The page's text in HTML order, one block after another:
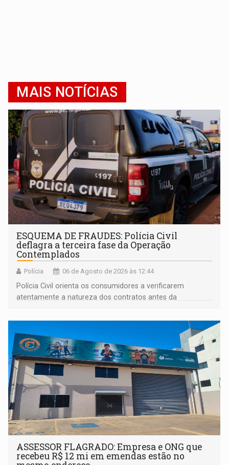
MAIS NOTÍCIAS
ESQUEMA DE FRAUDES: Polícia Civil
deflagra a terceira fase da Operação
Contemplados
Polícia 06 de Agosto de 2026 às 12:44
Polícia Civil orienta os consumidores a verificarem
atentamente a natureza dos contratos antes da
ASSESSOR FLAGRADO: Empresa e ONG que
recebeu R$ 12 mi em emendas estão no